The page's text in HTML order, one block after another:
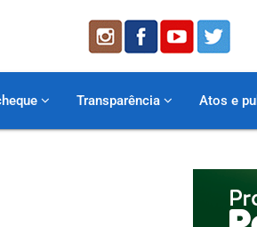
Transparência Atos e